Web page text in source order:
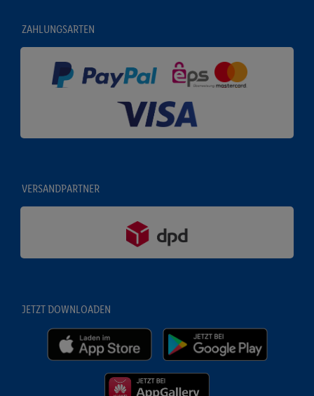
ZAHLUNGSARTEN
VERSANDPARTNER
JETZT DOWNLOADEN